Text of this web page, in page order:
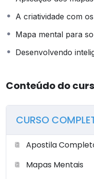
ETAPA SEGUINTE SÓ
CONCLUSÃO DA
POSSÍVEL QUE O(A)
A criatividade com
Mapa mental para
Desenvolvendo
Conteúdo do
CURSO
Apostila
Mapas Mentais